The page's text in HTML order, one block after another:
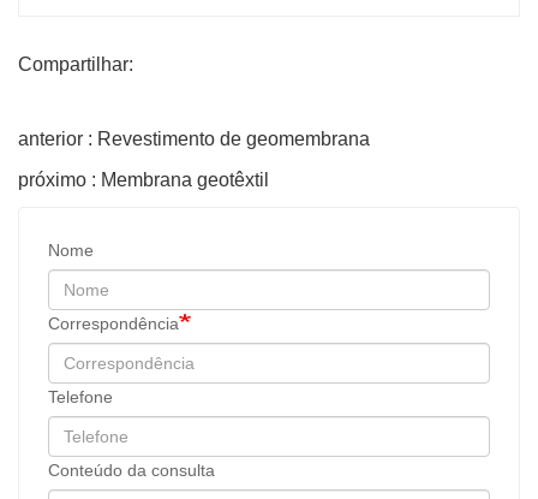
Compartilhar:
anterior : Revestimento de geomembrana
próximo : Membrana geotêxtil
Nome
Correspondência
Telefone
Conteúdo da consulta